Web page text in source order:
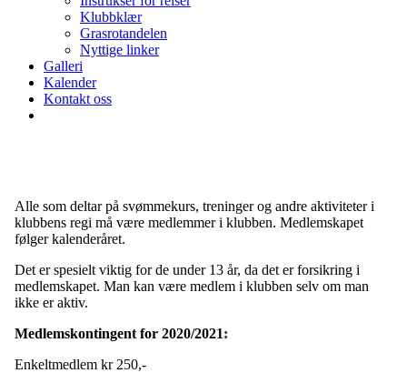
Klubbklær
Grasrotandelen
Nyttige linker
Galleri
Kalender
Kontakt oss
Alle som deltar på svømmekurs, treninger og andre aktiviteter i
klubbens regi må være medlemmer i klubben. Medlemskapet
følger kalenderåret.
Det er spesielt viktig for de under 13 år, da det er forsikring i
medlemskapet. Man kan være medlem i klubben selv om man
ikke er aktiv.
Medlemskontingent for 2020/2021:
Enkeltmedlem kr 250,-